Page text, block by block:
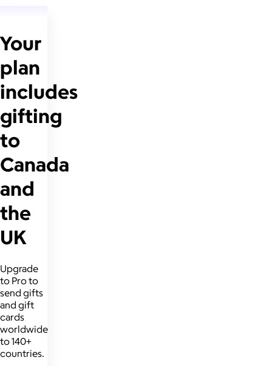
Your
plan
includes
gifting
to
Canada
and
the
UK
Upgrade
to Pro to
send gifts
and gift
cards
worldwide
to 140+
countries.